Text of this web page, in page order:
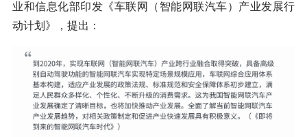
业和信息化部印发《车联网（智能网联汽车）产业发展行
动计划》，提出：